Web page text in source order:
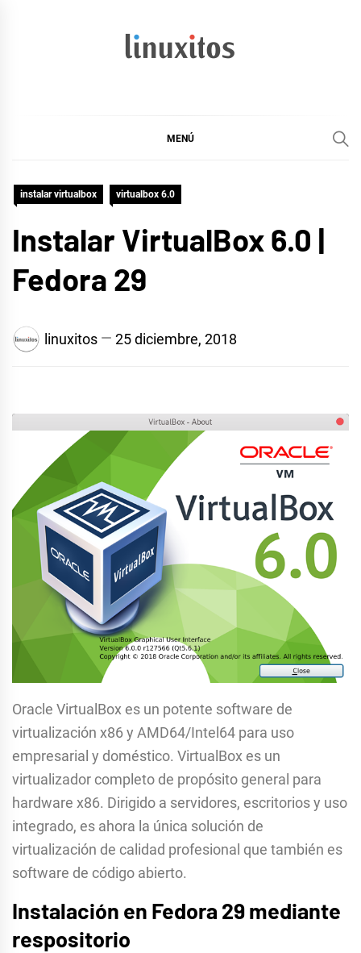
MENÚ
instalar virtualbox virtualbox 6.0
Instalar VirtualBox 6.0 |
Fedora 29
linuxitos 25 diciembre, 2018
Oracle VirtualBox es un potente software de
virtualización x86 y AMD64/Intel64 para uso
empresarial y doméstico. VirtualBox es un
virtualizador completo de propósito general para
hardware x86. Dirigido a servidores, escritorios y uso
integrado, es ahora la única solución de
virtualización de calidad profesional que también es
software de código abierto.
Instalación en Fedora 29 mediante
respositorio